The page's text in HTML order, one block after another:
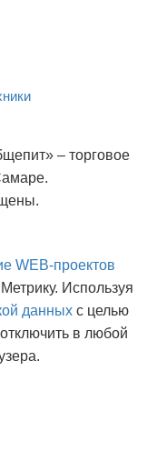
– торговое
Используя
данных с целью
в любой